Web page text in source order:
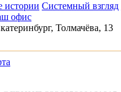
истории Системный взгляд
офис
Толмачёва, 13